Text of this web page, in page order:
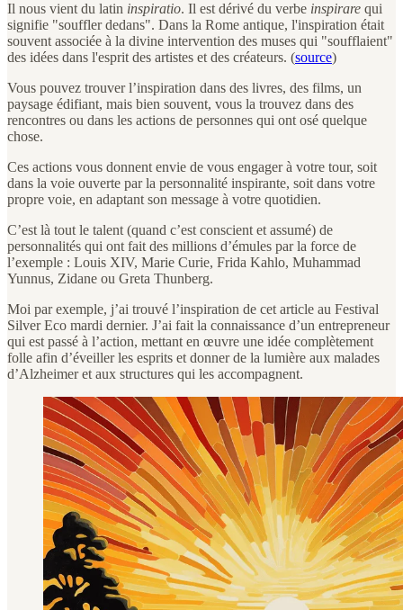
Il nous vient du latin inspiratio. Il est dérivé du verbe inspirare qui
signifie "souffler dedans". Dans la Rome antique, l'inspiration était
souvent associée à la divine intervention des muses qui "soufflaient"
des idées dans l'esprit des artistes et des créateurs. (source)
Vous pouvez trouver l’inspiration dans des livres, des films, un
paysage édifiant, mais bien souvent, vous la trouvez dans des
rencontres ou dans les actions de personnes qui ont osé quelque
chose.
Ces actions vous donnent envie de vous engager à votre tour, soit
dans la voie ouverte par la personnalité inspirante, soit dans votre
propre voie, en adaptant son message à votre quotidien.
C’est là tout le talent (quand c’est conscient et assumé) de
personnalités qui ont fait des millions d’émules par la force de
l’exemple : Louis XIV, Marie Curie, Frida Kahlo, Muhammad
Yunnus, Zidane ou Greta Thunberg.
Moi par exemple, j’ai trouvé l’inspiration de cet article au Festival
Silver Eco mardi dernier. J’ai fait la connaissance d’un entrepreneur
qui est passé à l’action, mettant en œuvre une idée complètement
folle afin d’éveiller les esprits et donner de la lumière aux malades
d’Alzheimer et aux structures qui les accompagnent.